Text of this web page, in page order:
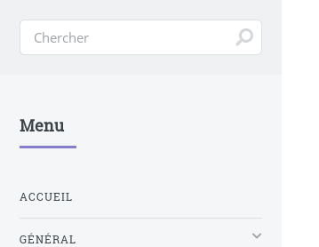
Menu
ACCUEIL
GÉNÉRAL